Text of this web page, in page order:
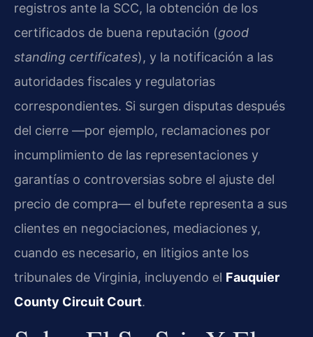
registros ante la SCC, la obtención de los
certificados de buena reputación (good
standing certificates), y la notificación a las
autoridades fiscales y regulatorias
correspondientes. Si surgen disputas después
del cierre —por ejemplo, reclamaciones por
incumplimiento de las representaciones y
garantías o controversias sobre el ajuste del
precio de compra— el bufete representa a sus
clientes en negociaciones, mediaciones y,
cuando es necesario, en litigios ante los
tribunales de Virginia, incluyendo el Fauquier
County Circuit Court.